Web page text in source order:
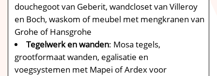
douchegoot van Geberit, wandcloset van Villeroy
en Boch, waskom of meubel met mengkranen van
Grohe of Hansgrohe
Tegelwerk en wanden: Mosa tegels,
grootformaat wanden, egalisatie en
voegsystemen met Mapei of Ardex voor